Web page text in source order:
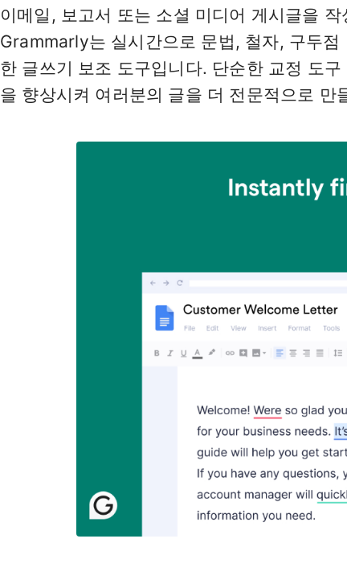
이메일, 보고서 또는 소셜 미디어 게시글을
Grammarly는 실시간으로 문법, 철자, 구두
한 글쓰기 보조 도구입니다. 단순한 교정 도
을 향상시켜 여러분의 글을 더 전문적으로 만